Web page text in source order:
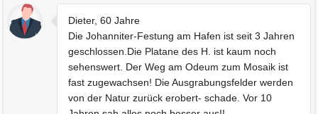
Dieter, 60 Jahre
Die Johanniter-Festung am Hafen ist seit 3 Jahren
geschlossen.Die Platane des H. ist kaum noch
sehenswert. Der Weg am Odeum zum Mosaik ist
fast zugewachsen! Die Ausgrabungsfelder werden
von der Natur zurück erobert- schade. Vor 10